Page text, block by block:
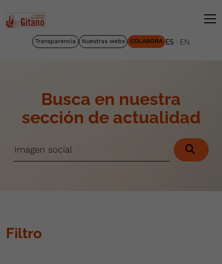
Transparencia Nuestras webs COLABORA ES EN
Busca en nuestra
sección de actualidad
Filtro